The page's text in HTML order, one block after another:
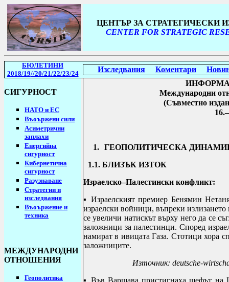
ЦЕНТЪР ЗА СТРАТЕГИЧЕСКИ
CENTER FOR STRATEGIC
БЮЛЕТИНИ
2018/19//20/21/22/23/24 Изследвания Коментари
СИГУРНОСТ
НАТО и ЕС
Въоържени сили
Асиметрични
заплахи
Енергийна
сигурност
Кибернетична
сигурност
Разузнаване
Стратегии и
изследвания
Въоържение и
техника
МЕЖДУНАРОДНИ
ОТНОШЕНИЯ
Геополитика
Международни
(Съвместно
16
1. ГЕОПОЛИТИЧЕСКА
1.1. БЛИЗЪК ИЗТОК
Израелско–Палестински конфликт:
▪ Израелският премиер Бенямин
израелски войници, въпреки
се увеличи натискът върху него да се
заложници за палестинци. Според
намират в ивицата Газа. Стотици хора
заложниците.
Източник: deutsche-
▪ Във Варшава пристигнаха шефът на